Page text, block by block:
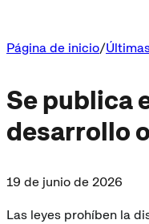
Página de inicio
Se publica
desarrollo
19 de junio de 2026
Las leyes prohíben la